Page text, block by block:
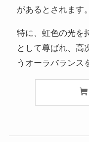
があるとされます。
特に、虹色の光を
として尊ばれ、高
うオーラバランス